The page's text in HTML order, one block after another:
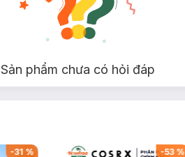
Sản phẩm chưa có hỏi đáp
-31 % -53%